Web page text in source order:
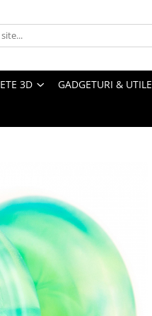
3D GADGETURI & UTILE